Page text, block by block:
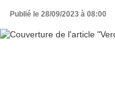
Publié le 28/09/2023 à 08:00